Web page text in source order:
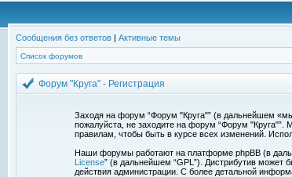
Сообщения без ответов | Активные темы
Список форумов
Форум "Круга" - Регистрация
Заходя на форум “Форум "Круга"” (в дальнейшем
пожалуйста, не заходите на форум “Форум
правилам, чтобы быть в курсе всех изменений.
Наши форумы работают на платформе phpBB (в
License” (в дальнейшем “GPL”). Дистрибутив может
действия администрации. С более детальной